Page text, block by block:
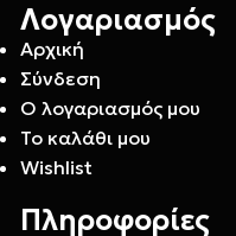
Λογαριασμός
Αρχική
Σύνδεση
Ο λογαριασμός μου
Το καλάθι μου
Wishlist
Πληροφορίες